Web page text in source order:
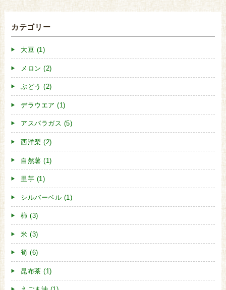
カテゴリー
大豆 (1)
メロン (2)
ぶどう (2)
デラウエア (1)
アスパラガス (5)
西洋梨 (2)
自然薯 (1)
里芋 (1)
シルバーベル (1)
柿 (3)
米 (3)
筍 (6)
昆布茶 (1)